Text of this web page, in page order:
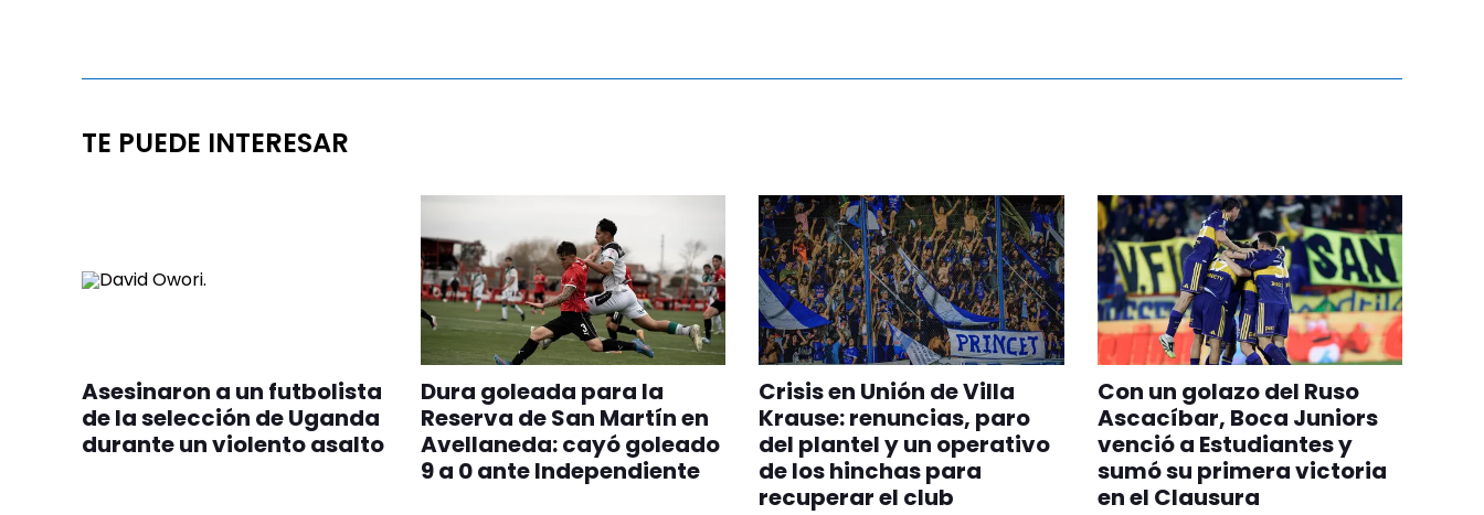
TE PUEDE INTERESAR
Asesinaron a un futbolista
de la selección de Uganda
durante un violento asalto
Dura goleada para la
Reserva de San Martín en
Avellaneda: cayó goleado
9 a 0 ante Independiente
Crisis en Unión de Villa
Krause: renuncias, paro
del plantel y un operativo
de los hinchas para
recuperar el club
Con un golazo del Ruso
Ascacíbar, Boca Juniors
venció a Estudiantes y
sumó su primera victoria
en el Clausura